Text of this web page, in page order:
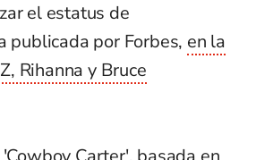
el estatus de
publicada por Forbes, en la
Rihanna y Bruce